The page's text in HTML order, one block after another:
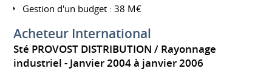
Gestion d'un budget : 38 M€
Acheteur International
Sté PROVOST DISTRIBUTION / Rayonnage
industriel
Janvier 2004 à janvier 2006